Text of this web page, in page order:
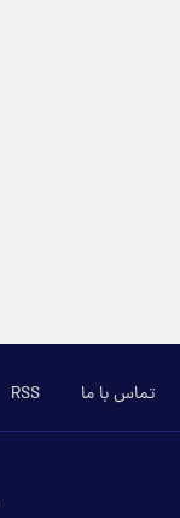
تماس با ما RSS